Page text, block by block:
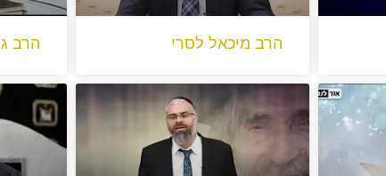
הרב מיכאל לסרי הרב